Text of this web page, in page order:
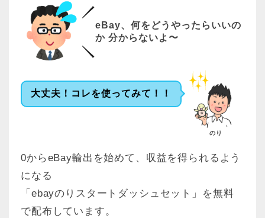
eBay、何をどうやったらいいの
か 分からないよ〜
大丈夫！コレを使ってみて！！
のり
0からeBay輸出を始めて、収益を得られるよう
になる
「ebayのりスタートダッシュセット」を無料
で配布しています。